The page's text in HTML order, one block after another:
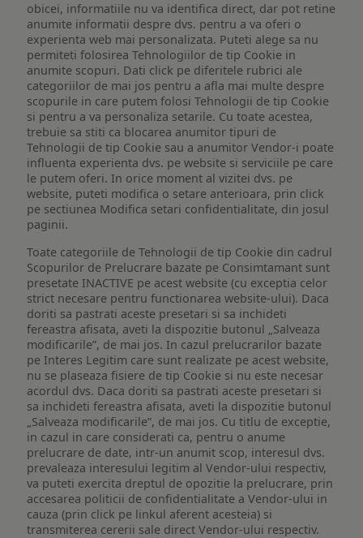
obicei, informatiile nu va identifica direct, dar pot retine
anumite informatii despre dvs. pentru a va oferi o
experienta web mai personalizata. Puteti alege sa nu
permiteti folosirea Tehnologiilor de tip Cookie in
anumite scopuri. Dati click pe diferitele rubrici ale
categoriilor de mai jos pentru a afla mai multe despre
scopurile in care putem folosi Tehnologii de tip Cookie
si pentru a va personaliza setarile. Cu toate acestea,
trebuie sa stiti ca blocarea anumitor tipuri de
Tehnologii de tip Cookie sau a anumitor Vendor-i poate
influenta experienta dvs. pe website si serviciile pe care
le putem oferi. In orice moment al vizitei dvs. pe
website, puteti modifica o setare anterioara, prin click
pe sectiunea Modifica setari confidentialitate, din josul
paginii.
Toate categoriile de Tehnologii de tip Cookie din cadrul
Scopurilor de Prelucrare bazate pe Consimtamant sunt
presetate INACTIVE pe acest website (cu exceptia celor
strict necesare pentru functionarea website-ului). Daca
doriti sa pastrati aceste presetari si sa inchideti
fereastra afisata, aveti la dispozitie butonul „Salveaza
modificarile”, de mai jos. In cazul prelucrarilor bazate
pe Interes Legitim care sunt realizate pe acest website,
nu se plaseaza fisiere de tip Cookie si nu este necesar
acordul dvs. Daca doriti sa pastrati aceste presetari si
sa inchideti fereastra afisata, aveti la dispozitie butonul
„Salveaza modificarile”, de mai jos. Cu titlu de exceptie,
in cazul in care considerati ca, pentru o anume
prelucrare de date, intr-un anumit scop, interesul dvs.
prevaleaza interesului legitim al Vendor-ului respectiv,
va puteti exercita dreptul de opozitie la prelucrare, prin
accesarea politicii de confidentialitate a Vendor-ului in
cauza (prin click pe linkul aferent acesteia) si
transmiterea cererii sale direct Vendor-ului respectiv.